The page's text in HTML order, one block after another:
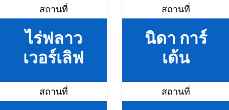
สถานที่
ไร่ฟลาว
เวอร์เลิฟ
สถานที่
นิดา การ์
เด้น
สถานที่ สถานที่